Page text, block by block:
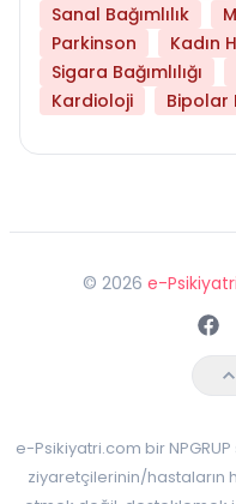
Sanal Bağımlılık
Parkinson
Kadın
Sigara Bağımlılığı
Kardioloji
Bipolar
© 2026 e-
e-Psikiyatri.com bir
ziyaretçilerinin/hastaların